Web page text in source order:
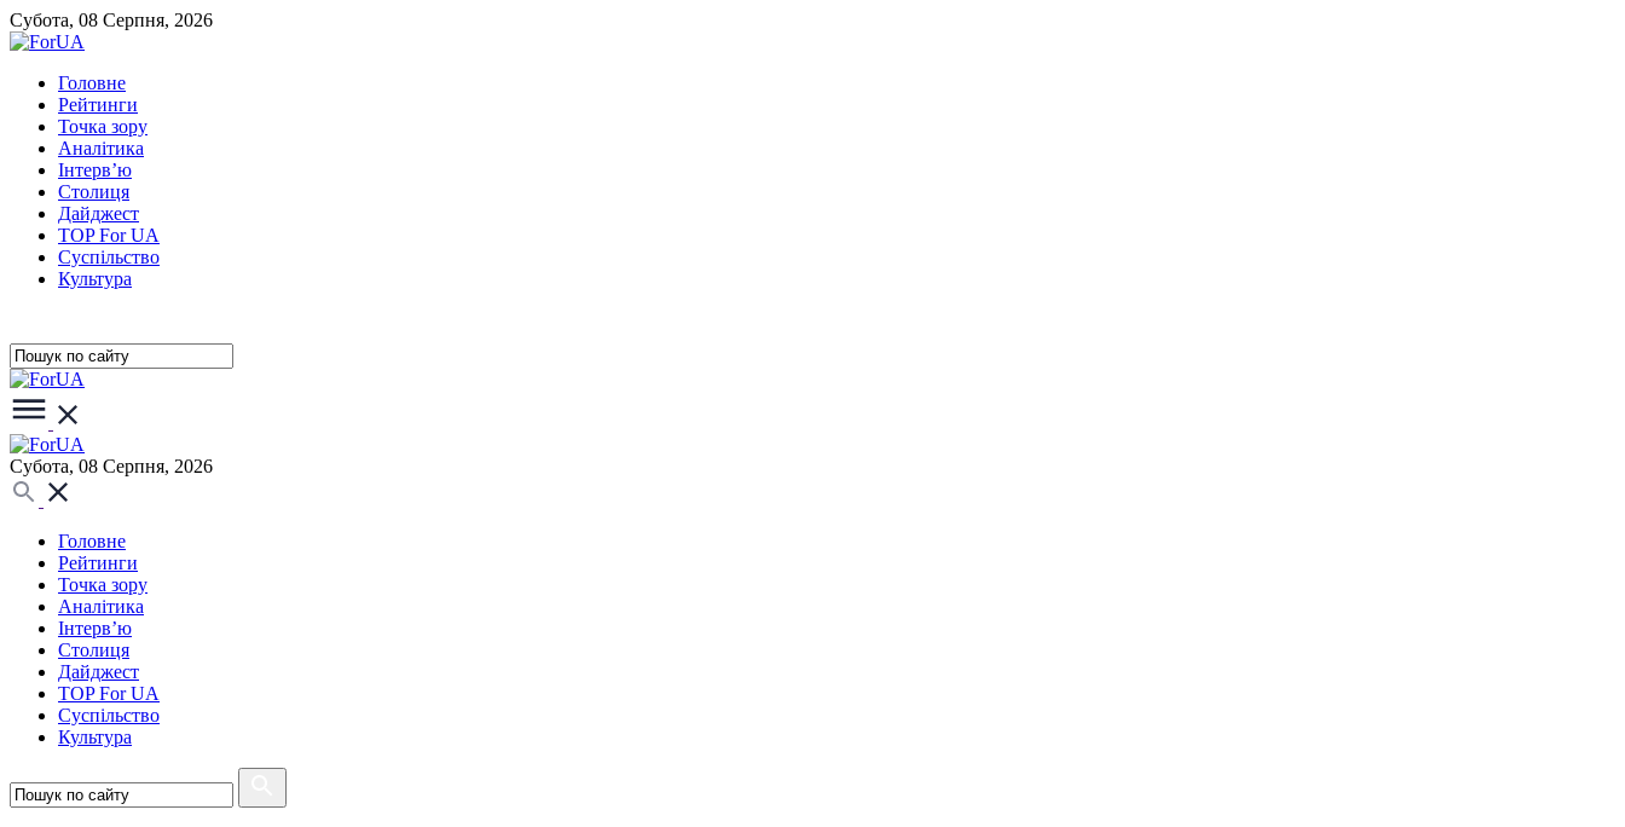
Субота, 08 Серпня, 2026
Головне
Рейтинги
Точка зору
Аналітика
Інтерв’ю
Столиця
Дайджест
TOP For UA
Суспiльство
Культура
Субота, 08 Серпня, 2026
Головне
Рейтинги
Точка зору
Аналітика
Інтерв’ю
Столиця
Дайджест
TOP For UA
Суспiльство
Культура